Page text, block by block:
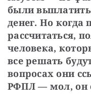
были
денег. Но
рассчитаться,
человека,
все решать
вопросах они
РФПЛ — мол, он